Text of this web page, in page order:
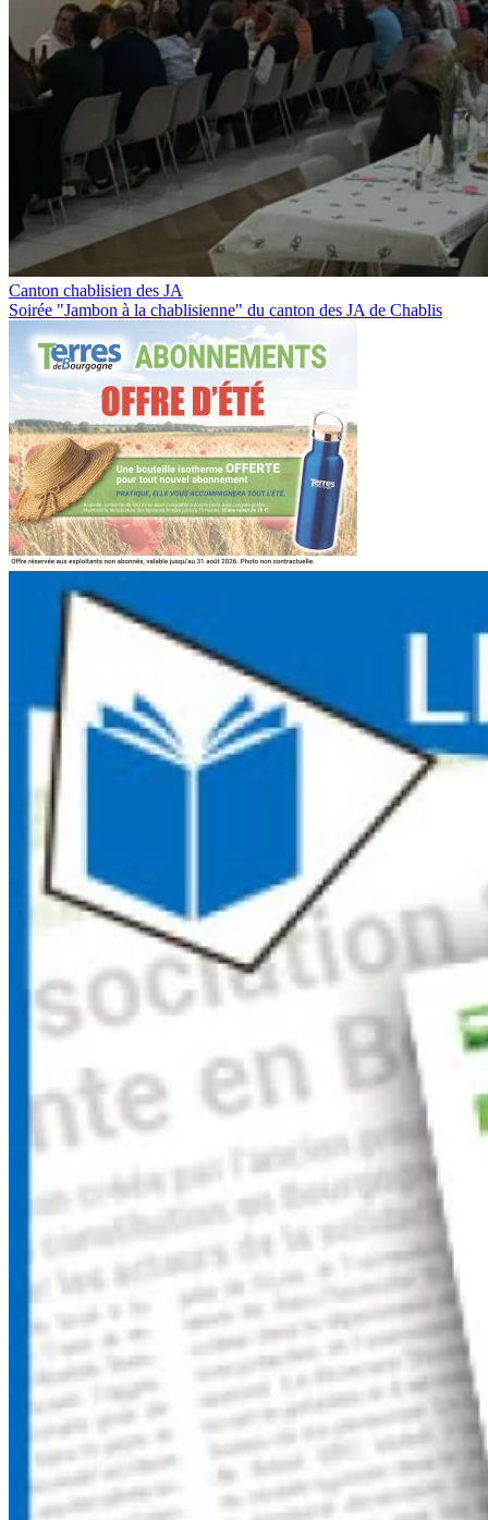
Canton chablisien des JA
Soirée "Jambon à la chablisienne" du canton des JA de Chablis